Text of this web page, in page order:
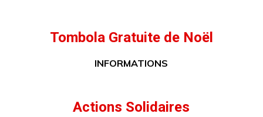
Tombola Gratuite de Noël
INFORMATIONS
Actions Solidaires